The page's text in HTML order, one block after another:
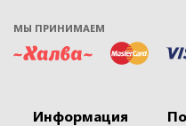
МЫ ПРИНИМАЕМ
Информация